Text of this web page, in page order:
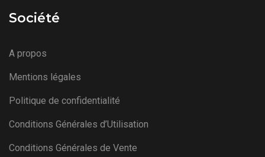
Société
A propos
Mentions légales
Politique de confidentialité
Conditions Générales d’Utilisation
Conditions Générales de Vente